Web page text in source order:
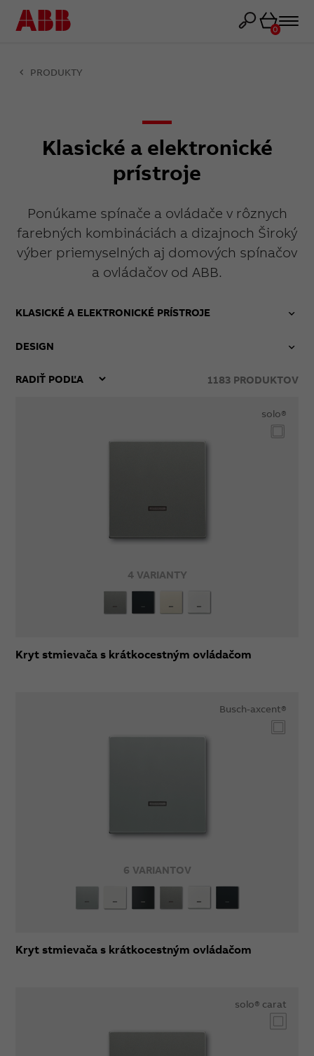
Košík
0
PRODUKTY
Klasické a elektronické
prístroje
Ponúkame spínače a ovládače v rôznych
farebných kombináciách a dizajnoch Široký
výber priemyselných aj domových spínačov
a ovládačov od ABB.
KLASICKÉ A ELEKTRONICKÉ PRÍSTROJE
DESIGN
1183PRODUKTOV
4 VARIANTY
solo®
Kryt stmievača s krátkocestným ovládačom
6 VARIANTOV
Busch-axcent®
Kryt stmievača s krátkocestným ovládačom
solo® carat